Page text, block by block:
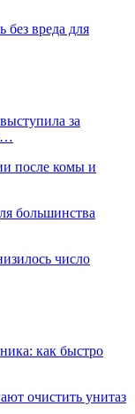
без вреда для
за
после комы и
большинства
число
как быстро
очистить унитаз